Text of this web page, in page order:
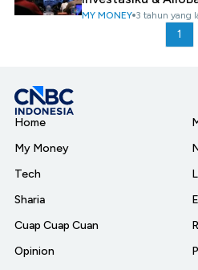
MY MONEY 3 tahun yang
1
Home
My Money
Tech
Sharia
Cuap Cuap Cuan
Opinion